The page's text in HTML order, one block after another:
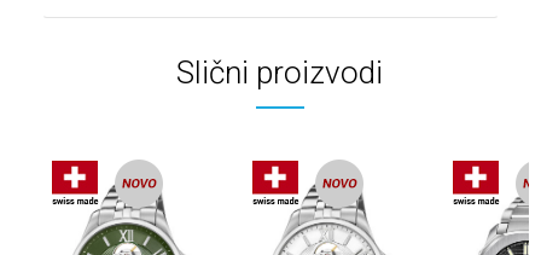
Slični proizvodi